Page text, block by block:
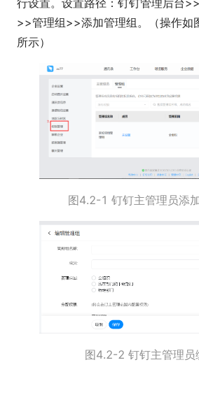
行设置。设置路径：钉钉管理后台
>>管理组>>添加管理组。（操作
所示）
图4.2-1 钉钉主管理员添
图4.2-2 钉钉主管理员